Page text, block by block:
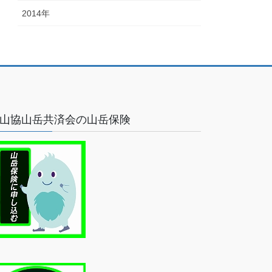
2014年
協山岳共済会の山岳保険